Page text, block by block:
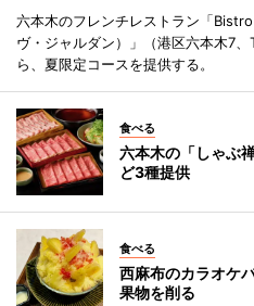
六本木のフレンチレストラン「
ヴ・ジャルダン）」（港区六本木7
ら、夏限定コースを提供する。
食べる
六本木の「しゃぶ
ど3種提供
食べる
西麻布のカラオケ
果物を削る